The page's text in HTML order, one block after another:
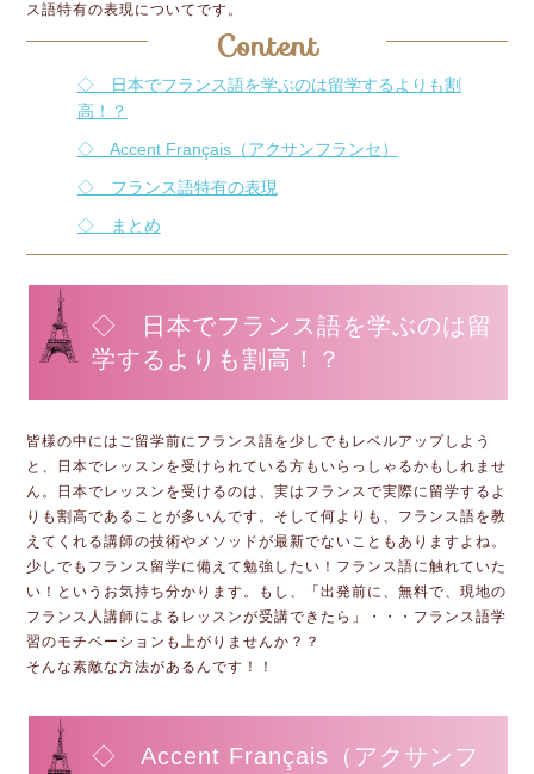
ス語特有の表現についてです。
Content
◇ 日本でフランス語を学ぶのは留学するよりも割
高！？
◇ Accent Français（アクサンフランセ）
◇ フランス語特有の表現
◇ まとめ
◇ 日本でフランス語を学ぶのは留
学するよりも割高！？
皆様の中にはご留学前にフランス語を少しでもレベルアップしよう
と、日本でレッスンを受けられている方もいらっしゃるかもしれませ
ん。日本でレッスンを受けるのは、実はフランスで実際に留学するよ
りも割高であることが多いんです。そして何よりも、フランス語を教
えてくれる講師の技術やメソッドが最新でないこともありますよね。
少しでもフランス留学に備えて勉強したい！フランス語に触れていた
い！というお気持ち分かります。もし、「出発前に、無料で、現地の
フランス人講師によるレッスンが受講できたら」・・・フランス語学
習のモチベーションも上がりませんか？？
そんな素敵な方法があるんです！！
◇ Accent Français（アクサンフ